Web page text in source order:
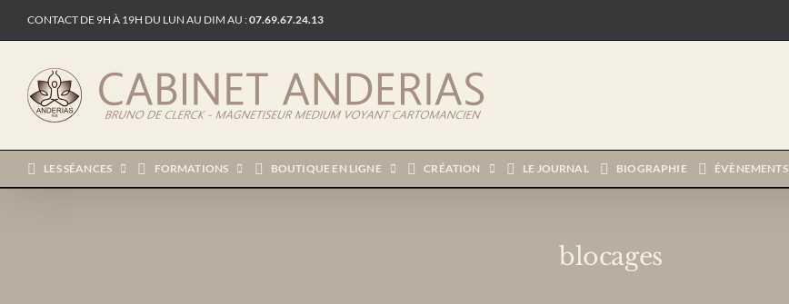
contenu
CONTACT DE 9H À 19H DU LUN AU DIM AU :07.69.67.24.13
LES SÉANCES FORMATIONS BOUTIQUE EN LIGNE CRÉATION LE JOURNAL BIOGRAPHIE ÉVÈNEMENTS
blocages